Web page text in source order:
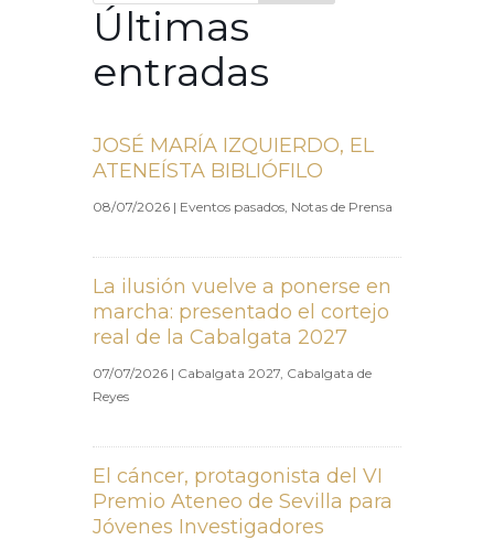
Últimas
entradas
JOSÉ MARÍA IZQUIERDO, EL
ATENEÍSTA BIBLIÓFILO
08/07/2026 | Eventos pasados Notas de Prensa
La ilusión vuelve a ponerse en
marcha: presentado el cortejo
real de la Cabalgata 2027
07/07/2026 | Cabalgata 2027 Cabalgata de
Reyes
El cáncer, protagonista del VI
Premio Ateneo de Sevilla para
Jóvenes Investigadores